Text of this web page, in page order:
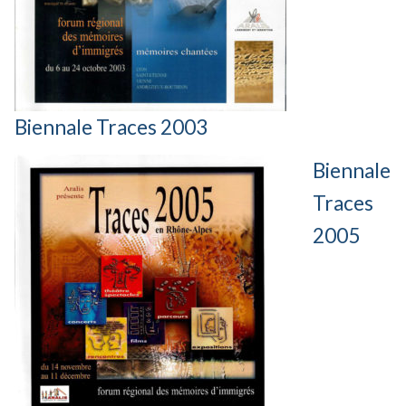
Biennale Traces 2003
Biennale
Traces
2005